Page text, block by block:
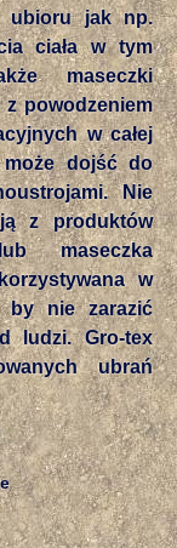
ubioru jak np.
ciała w tym
maseczki
powodzeniem
w całej
dojść do
Nie
z produktów
maseczka
w
by nie zarazić
ludzi. Gro-tex
ubrań